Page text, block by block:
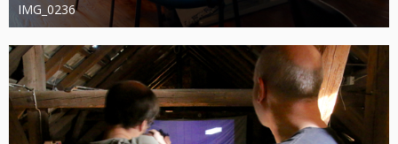
IMG_0236
joachimschwanter
9. Oktober 2023
384
0 0